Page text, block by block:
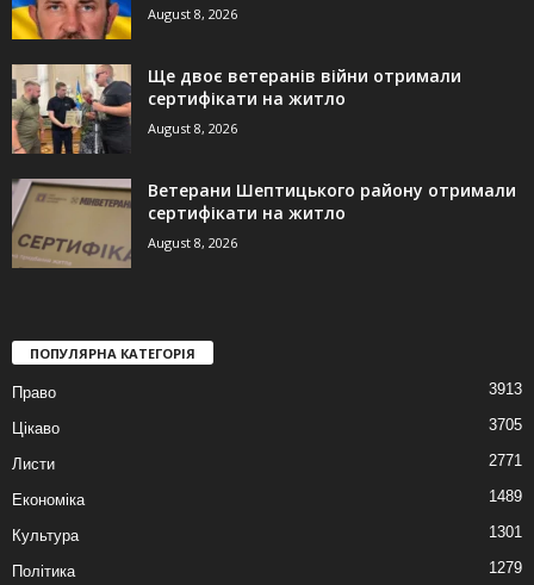
August 8, 2026
Ще двоє ветеранів війни отримали
сертифікати на житло
August 8, 2026
Ветерани Шептицького району отримали
сертифікати на житло
August 8, 2026
ПОПУЛЯРНА КАТЕГОРІЯ
Право 3913
Цікаво 3705
Листи 2771
Економіка 1489
Культура 1301
Політика 1279